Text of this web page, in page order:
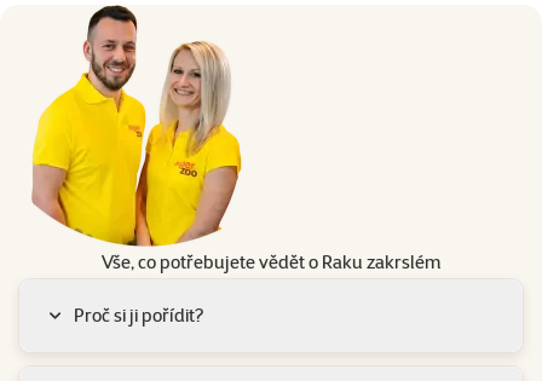
Vše, co potřebujete vědět o Raku zakrslém
Proč si ji pořídit?